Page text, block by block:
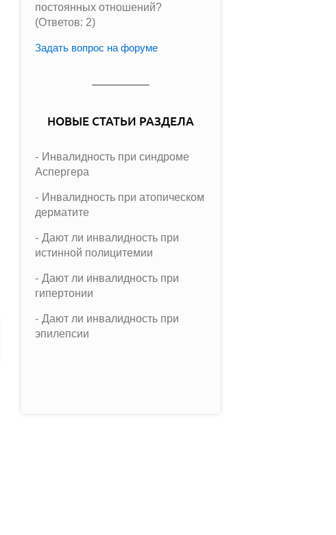
постоянных отношений?
(Ответов: 2)
Задать вопрос на форуме
НОВЫЕ СТАТЬИ РАЗДЕЛА
Инвалидность при синдроме
Аспергера
Инвалидность при атопическом
дерматите
Дают ли инвалидность при
истинной полицитемии
Дают ли инвалидность при
гипертонии
Дают ли инвалидность при
эпилепсии